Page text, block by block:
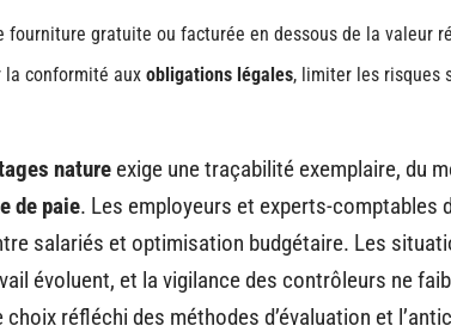
fourniture gratuite ou facturée en dessous de la valeur
la conformité aux obligations légales, limiter les risques
nature exige une traçabilité exemplaire, du
de paie. Les employeurs et experts-comptables
salariés et optimisation budgétaire. Les
évoluent, et la vigilance des contrôleurs ne
réfléchi des méthodes d’évaluation et